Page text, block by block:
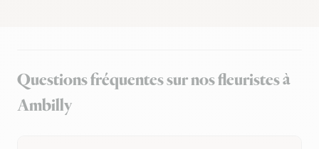
Questions fréquentes sur nos fleuristes à
Ambilly